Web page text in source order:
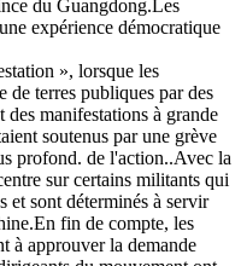
du Guangdong.Les
expérience démocratique
», lorsque les
de terres publiques par des
manifestations à grande
soutenus par une grève
profond. de l'action..Avec la
sur certains militants qui
et sont déterminés à servir
fin de compte, les
à approuver la demande